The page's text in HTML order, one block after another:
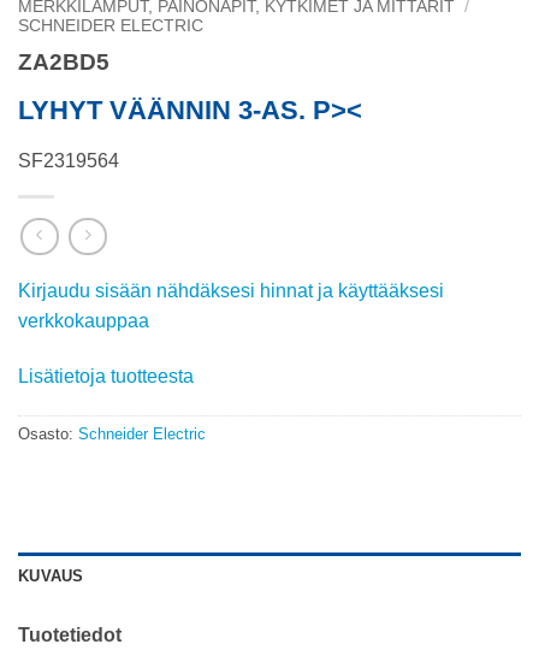
Add to
MERKKILAMPUT, PAINONAPIT, KYTKIMET JA MITTARIT /
SCHNEIDER ELECTRIC
ZA2BD5
LYHYT VÄÄNNIN 3-AS. P><
SF2319564
Kirjaudu sisään nähdäksesi hinnat ja käyttääksesi
verkkokauppaa
Lisätietoja tuotteesta
Osasto: Schneider Electric
KUVAUS
Tuotetiedot